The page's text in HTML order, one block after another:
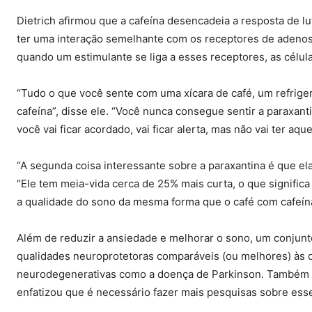
Dietrich afirmou que a cafeína desencadeia a resposta de
ter uma interação semelhante com os receptores de
quando um estimulante se liga a esses receptores, as
“Tudo o que você sente com uma xícara de café, um
cafeína”, disse ele. “Você nunca consegue sentir a
você vai ficar acordado, vai ficar alerta, mas não vai ter
“A segunda coisa interessante sobre a paraxantina é que
“Ele tem meia-vida cerca de 25% mais curta, o que
a qualidade do sono da mesma forma que o café com
Além de reduzir a ansiedade e melhorar o sono, um
qualidades neuroprotetoras comparáveis (ou melhores) às
neurodegenerativas como a doença de Parkinson.
enfatizou que é necessário fazer mais pesquisas sobre